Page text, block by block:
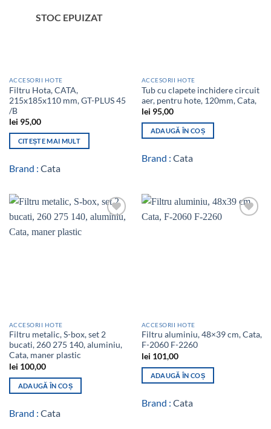
STOC EPUIZAT
ACCESORII HOTE
Filtru Hota, CATA,
215x185x110 mm, GT-PLUS 45
/B
lei 95,00
CITEȘTE MAI MULT
Brand : Cata
ACCESORII HOTE
Tub cu clapete inchidere circuit
aer, pentru hote, 120mm, Cata,
lei 95,00
ADAUGĂ ÎN COȘ
Brand : Cata
ACCESORII HOTE
Filtru metalic, S-box, set 2
bucati, 260 275 140, aluminiu,
Cata, maner plastic
lei 100,00
ADAUGĂ ÎN COȘ
Brand : Cata
ACCESORII HOTE
Filtru aluminiu, 48×39 cm, Cata,
F-2060 F-2260
lei 101,00
ADAUGĂ ÎN COȘ
Brand : Cata